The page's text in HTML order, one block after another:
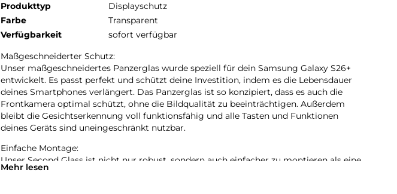
Produkttyp
Displayschutz
Farbe
Transparent
Verfügbarkeit
sofort verfügbar
Maßgeschneiderter Schutz:
Unser maßgeschneidertes Panzerglas wurde speziell für dein Samsung Galaxy S26+
entwickelt. Es passt perfekt und schützt deine Investition, indem es die Lebensdauer
deines Smartphones verlängert. Das Panzerglas ist so konzipiert, dass es auch die
Frontkamera optimal schützt, ohne die Bildqualität zu beeinträchtigen. Außerdem
bleibt die Gesichtserkennung voll funktionsfähig und alle Tasten und Funktionen
deines Geräts sind uneingeschränkt nutzbar.
Einfache Montage:
Unser Second Glass ist nicht nur robust, sondern auch einfacher zu montieren als eine
Panzerfolie. Mit dem mitgelieferten Reinigungsset lässt sich das Schutzglas staubfrei
Mehr lesen